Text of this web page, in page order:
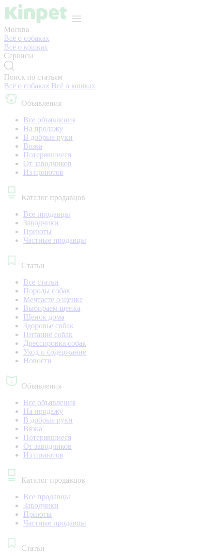
Москва
Всё о собаках
Всё о кошках
Сервисы
Поиск по статьям
Всё о собаках Всё о кошках
Объявления
Все объявления
На продажу
В добрые руки
Вязка
Потерявшиеся
От заводчиков
Из приютов
Каталог продавцов
Все продавцы
Заводчики
Приюты
Частные продавцы
Статьи
Все статьи
Породы собак
Мечтаете о щенке
Выбираем щенка
Щенок дома
Здоровье собак
Питание собак
Дрессировка собак
Уход и содержание
Новости
Объявления
Все объявления
На продажу
В добрые руки
Вязка
Потерявшиеся
От заводчиков
Из приютов
Каталог продавцов
Все продавцы
Заводчики
Приюты
Частные продавцы
Статьи